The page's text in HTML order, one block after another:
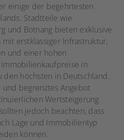
einige der begehrtesten
Stadtteile wie
und Botnang bieten exklusive
erstklassiger Infrastruktur,
und einer hohen
in
den höchsten in Deutschland.
und begrenztes Angebot
Wertsteigerung
jedoch beachten, dass
Lage und Immobilientyp
können.